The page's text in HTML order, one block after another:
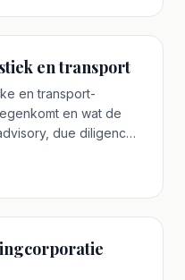
en transport
en transport-
en wat de
due diligence
contractor. Plan een